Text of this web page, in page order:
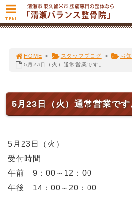
HOME > スタッフブログ > お
5月23日（火）通常営業です。
5月23日（火）通常営業です
5月23日（火）
受付時間
午前 9：00～12：00
午後 14：00～20：00
MENU